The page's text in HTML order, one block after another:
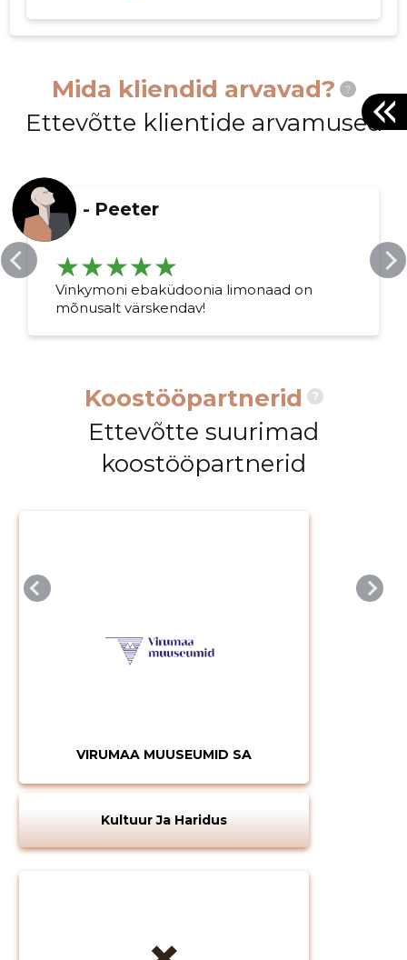
Mida kliendid arvavad? ?
Ettevõtte klientide arvamused
- Peeter
Vinkymoni ebaküdoonia limonaad on
mõnusalt värskendav!
Koostööpartnerid ?
Ettevõtte suurimad
koostööpartnerid
VIRUMAA MUUSEUMID SA
Kultuur Ja Haridus